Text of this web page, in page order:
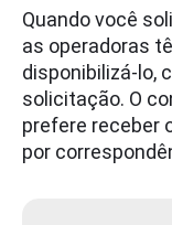
Quando você
as operadoras
disponibilizá-lo,
solicitação. O
prefere receber
por